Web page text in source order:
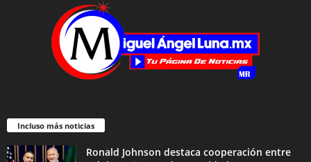
Incluso más noticias
Ronald Johnson destaca cooperación entre